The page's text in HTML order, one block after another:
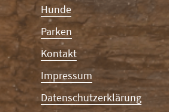
Hunde
Parken
Kontakt
Impressum
Datenschutzerklärung